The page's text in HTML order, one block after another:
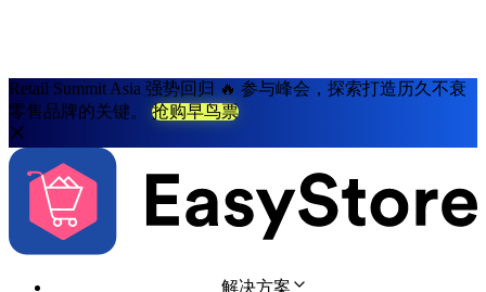
Retail Summit Asia 强势回归 🔥 参与峰会，探索打造历久不衰
零售品牌的关键。
抢购早鸟票
解决方案